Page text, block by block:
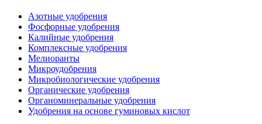
Азотные удобрения
Фосфорные удобрения
Калийные удобрения
Комплексные удобрения
Мелиоранты
Микроудобрения
Микробиологические удобрения
Органические удобрения
Органоминеральные удобрения
Удобрения на основе гуминовых кислот